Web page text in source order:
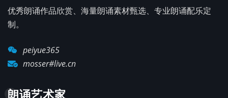
优秀朗诵作品欣赏、海量朗诵素材甄选、专业朗诵配乐定
制。
peiyue365
mosser#live.cn
朗诵艺术家